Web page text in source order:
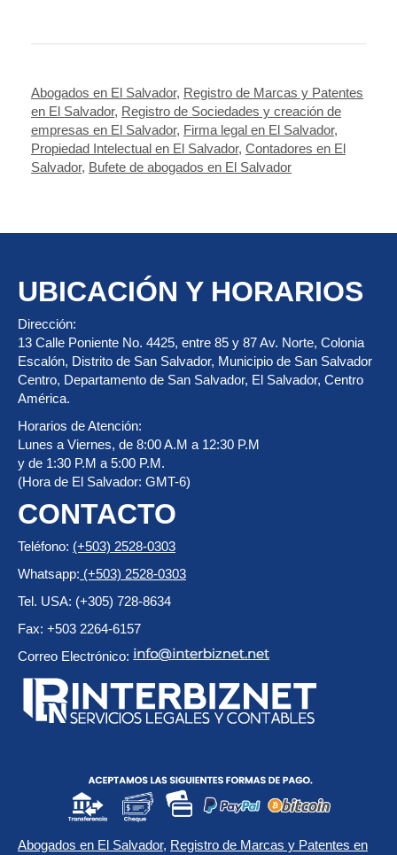
Abogados en El Salvador, Registro de Marcas y Patentes
en El Salvador, Registro de Sociedades y creación de
empresas en El Salvador, Firma legal en El Salvador,
Propiedad Intelectual en El Salvador, Contadores en El
Salvador, Bufete de abogados en El Salvador
UBICACIÓN Y HORARIOS
Dirección:
13 Calle Poniente No. 4425, entre 85 y 87 Av. Norte, Colonia
Escalón, Distrito de San Salvador, Municipio de San Salvador
Centro, Departamento de San Salvador, El Salvador, Centro
América.
Horarios de Atención:
Lunes a Viernes, de 8:00 A.M a 12:30 P.M
y de 1:30 P.M a 5:00 P.M.
(Hora de El Salvador: GMT-6)
CONTACTO
Teléfono: (+503) 2528-0303
Whatsapp: (+503) 2528-0303
Tel. USA: (+305) 728-8634
Fax: +503 2264-6157
Correo Electrónico:
Abogados en El Salvador, Registro de Marcas y Patentes en